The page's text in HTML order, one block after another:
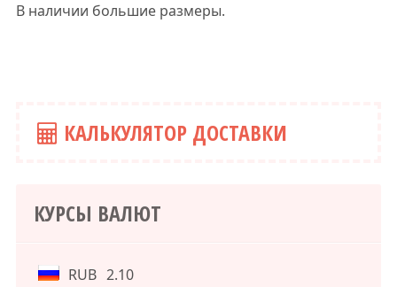
В наличии большие размеры.
КАЛЬКУЛЯТОР ДОСТАВКИ
КУРСЫ ВАЛЮТ
RUB 2.10